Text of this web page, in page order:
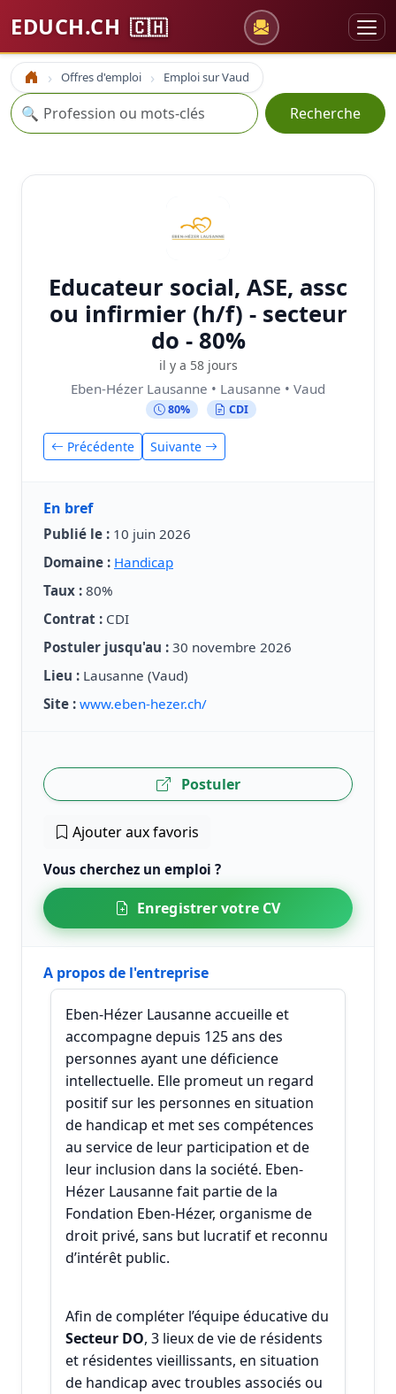
EDUCH.CH 🇨🇭
Accueil Offres d'emploi Emploi sur Vaud
Recherche
🔍 Recherche
Educateur social, ASE, assc
ou infirmier (h/f) - secteur
do - 80%
il y a 58 jours
Eben-Hézer Lausanne • Lausanne • Vaud
80% CDI
Précédente Suivante
En bref
Publié le : 10 juin 2026
Domaine : Handicap
Taux : 80%
Contrat : CDI
Postuler jusqu'au : 30 novembre 2026
Lieu : Lausanne (Vaud)
Site : www.eben-hezer.ch/
Postuler
Ajouter aux favoris
Vous cherchez un emploi ?
Enregistrer votre CV
A propos de l'entreprise
Eben-Hézer Lausanne accueille et
accompagne depuis 125 ans des
personnes ayant une déficience
intellectuelle. Elle promeut un regard
positif sur les personnes en situation
de handicap et met ses compétences
au service de leur participation et de
leur inclusion dans la société. Eben-
Hézer Lausanne fait partie de la
Fondation Eben-Hézer, organisme de
droit privé, sans but lucratif et reconnu
d’intérêt public.
Afin de compléter l’équipe éducative du
Secteur DO, 3 lieux de vie de résidents
et résidentes vieillissants, en situation
de handicap avec troubles associés ou